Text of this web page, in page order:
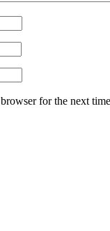
for the next